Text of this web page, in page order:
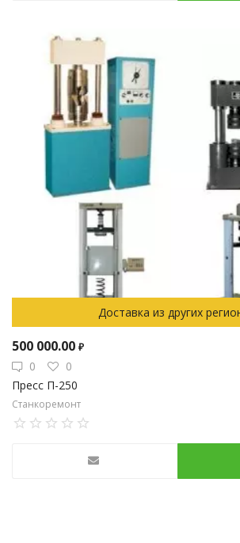
Доставка из других
500 000.00 ₽
0
0
Пресс П-250
Станкоремонт